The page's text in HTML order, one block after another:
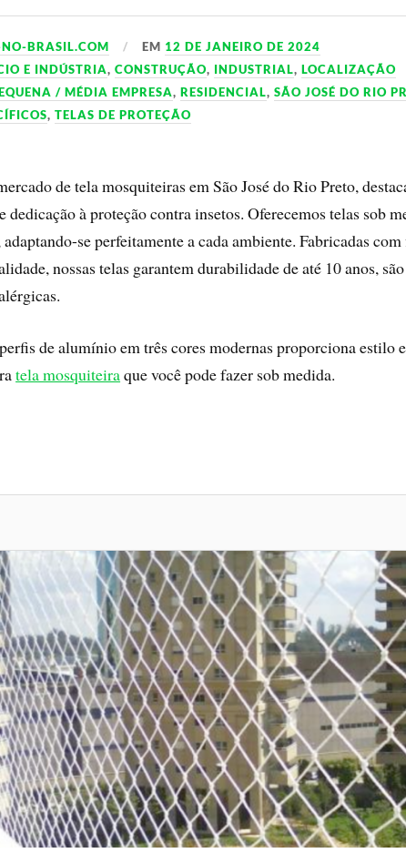
NO-BRASIL.COM EM 12 DE JANEIRO DE 2024
E INDÚSTRIA,CONSTRUÇÃO, INDUSTRIAL,LOCALIZAÇÃO
/ MÉDIA EMPRESA,RESIDENCIAL,SÃO JOSÉ DO RIO
,TELAS DE PROTEÇÃO
de tela mosquiteiras em São José do Rio Preto,
dedicação à proteção contra insetos. Oferecemos telas sob
se perfeitamente a cada ambiente. Fabricadas
nossas telas garantem durabilidade de até 10 anos,
de alumínio em três cores modernas proporciona estilo e
tela mosquiteiraque você pode fazer sob medida.